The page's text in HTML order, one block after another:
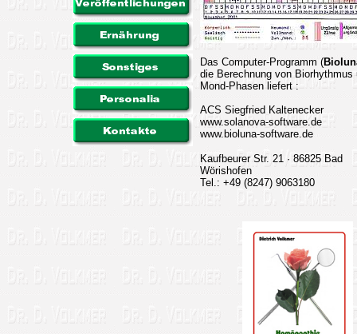
Das Computer-Programm (
die Berechnung von Biorhythmus
Mond-Phasen liefert :
ACS Siegfried Kaltenecker
www.solanova-software.de
www.bioluna-software.de
Kaufbeurer Str. 21 · 86825 Bad
Wörishofen
Tel.: +49 (8247) 9063180